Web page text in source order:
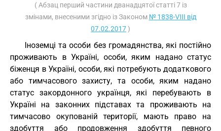
( Абзац перший частини дванадцятої статті 7 із
змінами, внесеними згідно із Законом № 1838-VIII від
07.02.2017)
Іноземці та особи без громадянства, які постійно
проживають в Україні, особи, яким надано статус
біженця в Україні, особи, які потребують додаткового
або тимчасового захисту, та особи, яким надано
статус закордонного українця, які перебувають в
Україні на законних підставах та проживають на
тимчасово окупованій території, мають право на
здобуття або продовження здобуття певного